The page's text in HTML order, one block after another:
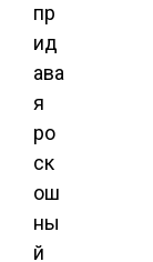
пр
ид
ава
я
ро
ск
ош
ны
й